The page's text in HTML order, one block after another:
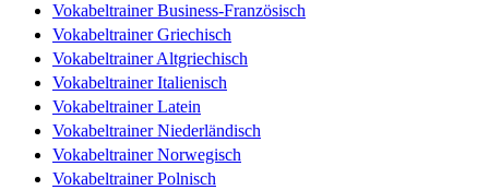
Vokabeltrainer Business-Französisch
Vokabeltrainer Griechisch
Vokabeltrainer Altgriechisch
Vokabeltrainer Italienisch
Vokabeltrainer Latein
Vokabeltrainer Niederländisch
Vokabeltrainer Norwegisch
Vokabeltrainer Polnisch